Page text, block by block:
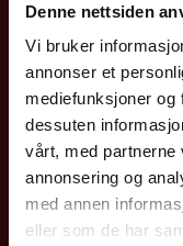
Denne nettsiden
Vi bruker
annonser et
mediefunksjoner
dessuten
vårt, med partnerne
annonsering og
med annen
eller som de har
datakommunikasjon
serviceselskap og en
fokuserer på den
Coromatic AS
Kjeller Vest 6
2007 Kjeller
Telefon: 22 76 40 00